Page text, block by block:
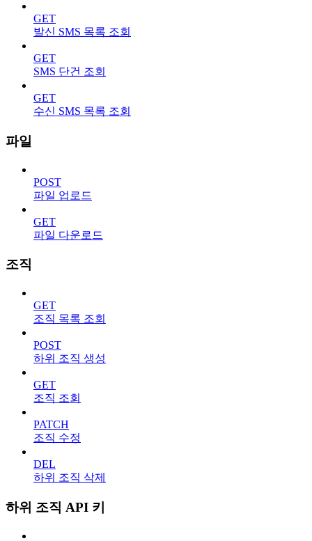
GET
발신 SMS 목록 조회
GET
SMS 단건 조회
GET
수신 SMS 목록 조회
파일
POST
파일 업로드
GET
파일 다운로드
조직
GET
조직 목록 조회
POST
하위 조직 생성
GET
조직 조회
PATCH
조직 수정
DEL
하위 조직 삭제
하위 조직 API 키